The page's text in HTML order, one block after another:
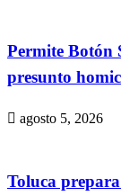
Permite Botón
presunto
agosto 5, 2026
Toluca